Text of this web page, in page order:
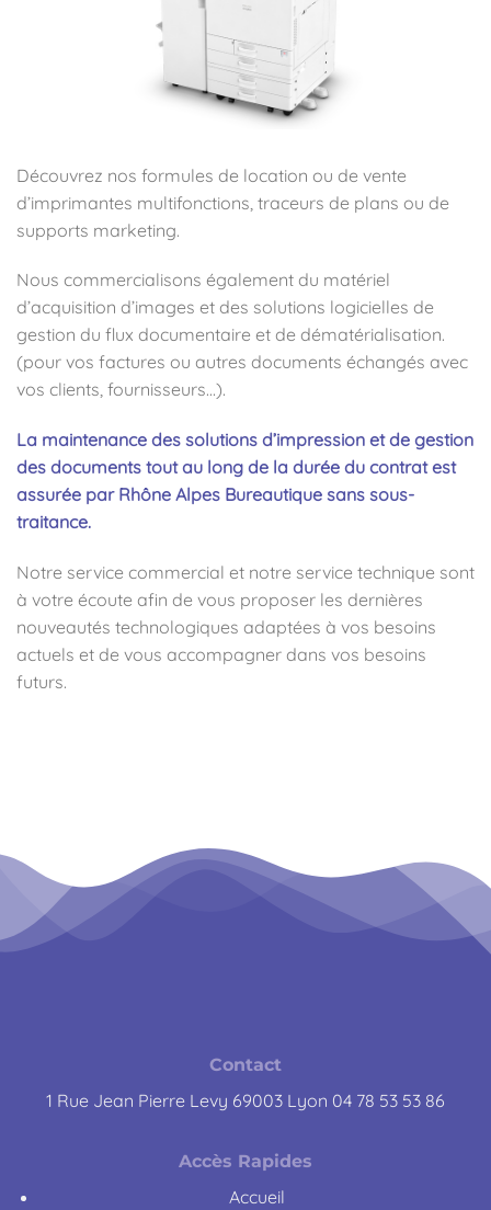
Découvrez nos formules de location ou de vente
d’imprimantes multifonctions, traceurs de plans ou de
supports marketing.
Nous commercialisons également du matériel
d’acquisition d’images et des solutions logicielles de
gestion du flux documentaire et de dématérialisation.
(pour vos factures ou autres documents échangés avec
vos clients, fournisseurs…).
La maintenance des solutions d’impression et de gestion
des documents tout au long de la durée du contrat est
assurée par Rhône Alpes Bureautique sans sous-
traitance.
Notre service commercial et notre service technique sont
à votre écoute afin de vous proposer les dernières
nouveautés technologiques adaptées à vos besoins
actuels et de vous accompagner dans vos besoins
futurs.
Contact
1 Rue Jean Pierre Levy 69003 Lyon 04 78 53 53 86
Accès Rapides
Accueil